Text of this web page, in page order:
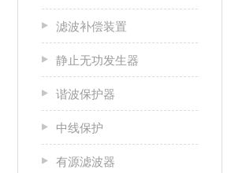
滤波补偿装置
静止无功发生器
谐波保护器
中线保护
有源滤波器